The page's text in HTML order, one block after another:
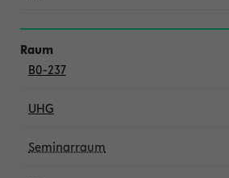
B0-237
UHG
Seminarraum